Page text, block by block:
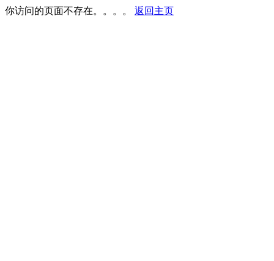
你访问的页面不存在。。。。 返回主页